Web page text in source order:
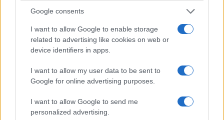
Google consents
I want to allow Google to enable storage
related to advertising like cookies on web or
device identifiers in apps.
I want to allow my user data to be sent to
Google for online advertising purposes.
I want to allow Google to send me
personalized advertising.
Descubre cómo Transfer Travel permite
reservadas